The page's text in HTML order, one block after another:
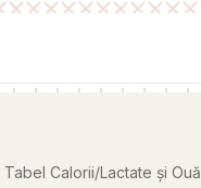
Tabel Calorii/Lactate și Ouă